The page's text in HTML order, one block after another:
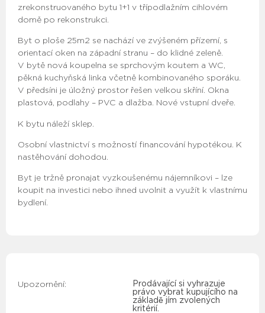
zrekonstruovaného bytu 1+1 v třípodlažním cihlovém
domě po rekonstrukci.
Byt o ploše 25m2 se nachází ve zvýšeném přízemí, s
orientací oken na západní stranu – do klidné zeleně.
V bytě nová koupelna se sprchovým koutem a WC,
pěkná kuchyňská linka včetně kombinovaného sporáku.
V předsíni je úložný prostor řešen velkou skříní. Okna
plastová, podlahy – PVC a dlažba. Nové vstupní dveře.
K bytu náleží sklep.
Osobní vlastnictví s možností financování hypotékou. K
nastěhování dohodou.
Byt je tržně pronajat vyzkoušenému nájemníkovi – lze
koupit na investici nebo ihned uvolnit a využít k vlastnímu
bydlení.
Upozornění:
Prodávající si vyhrazuje
právo vybrat kupujícího na
základě jím zvolených
kritérií.